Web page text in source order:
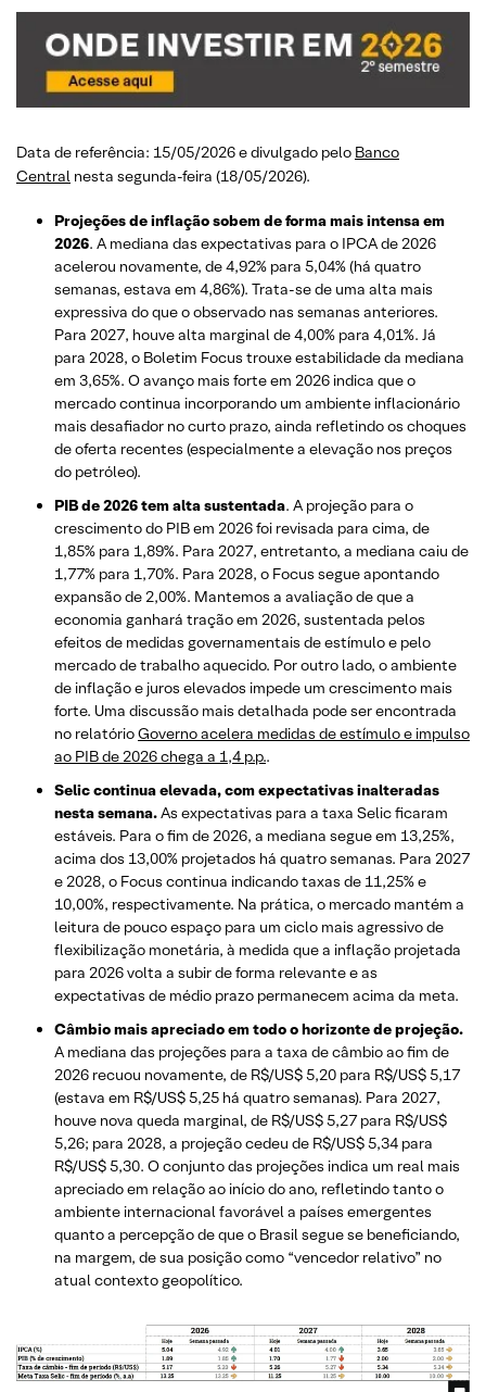
Data de referência: 15/05/2026 e divulgado pelo Banco
Central nesta segunda-feira (18/05/2026).
Projeções de inflação sobem de forma mais intensa em
2026. A mediana das expectativas para o IPCA de 2026
acelerou novamente, de 4,92% para 5,04% (há quatro
semanas, estava em 4,86%). Trata-se de uma alta mais
expressiva do que o observado nas semanas anteriores.
Para 2027, houve alta marginal de 4,00% para 4,01%. Já
para 2028, o Boletim Focus trouxe estabilidade da mediana
em 3,65%. O avanço mais forte em 2026 indica que o
mercado continua incorporando um ambiente inflacionário
mais desafiador no curto prazo, ainda refletindo os choques
de oferta recentes (especialmente a elevação nos preços
do petróleo).
PIB de 2026 tem alta sustentada. A projeção para o
crescimento do PIB em 2026 foi revisada para cima, de
1,85% para 1,89%. Para 2027, entretanto, a mediana caiu de
1,77% para 1,70%. Para 2028, o Focus segue apontando
expansão de 2,00%. Mantemos a avaliação de que a
economia ganhará tração em 2026, sustentada pelos
efeitos de medidas governamentais de estímulo e pelo
mercado de trabalho aquecido. Por outro lado, o ambiente
de inflação e juros elevados impede um crescimento mais
forte. Uma discussão mais detalhada pode ser encontrada
no relatórioGoverno acelera medidas de estímulo e impulso
ao PIB de 2026 chega a 1,4 p.p..
Selic continua elevada, com expectativas inalteradas
nesta semana.As expectativas para a taxa Selic ficaram
estáveis. Para o fim de 2026, a mediana segue em 13,25%,
acima dos 13,00% projetados há quatro semanas. Para 2027
e 2028, o Focus continua indicando taxas de 11,25% e
10,00%, respectivamente. Na prática, o mercado mantém a
leitura de pouco espaço para um ciclo mais agressivo de
flexibilização monetária, à medida que a inflação projetada
para 2026 volta a subir de forma relevante e as
expectativas de médio prazo permanecem acima da meta.
Câmbio mais apreciado em todo o horizonte de projeção.
A mediana das projeções para a taxa de câmbio ao fim de
2026 recuou novamente, de R$/US$ 5,20 para R$/US$ 5,17
(estava em R$/US$ 5,25 há quatro semanas). Para 2027,
houve nova queda marginal, de R$/US$ 5,27 para R$/US$
5,26; para 2028, a projeção cedeu de R$/US$ 5,34 para
R$/US$ 5,30. O conjunto das projeções indica um real mais
apreciado em relação ao início do ano, refletindo tanto o
ambiente internacional favorável a países emergentes
quanto a percepção de que o Brasil segue se beneficiando,
na margem, de sua posição como “vencedor relativo” no
atual contexto geopolítico.